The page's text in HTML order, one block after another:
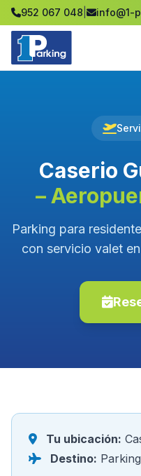
952 067 048 info@1-
Caserio
–
Parking para
con servicio valet
Tu ubicación:
Destino: